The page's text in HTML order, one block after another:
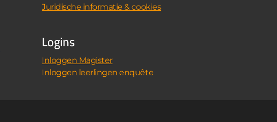
Juridische informatie & cookies
Logins
Inloggen Magister
Inloggen leerlingen enquête